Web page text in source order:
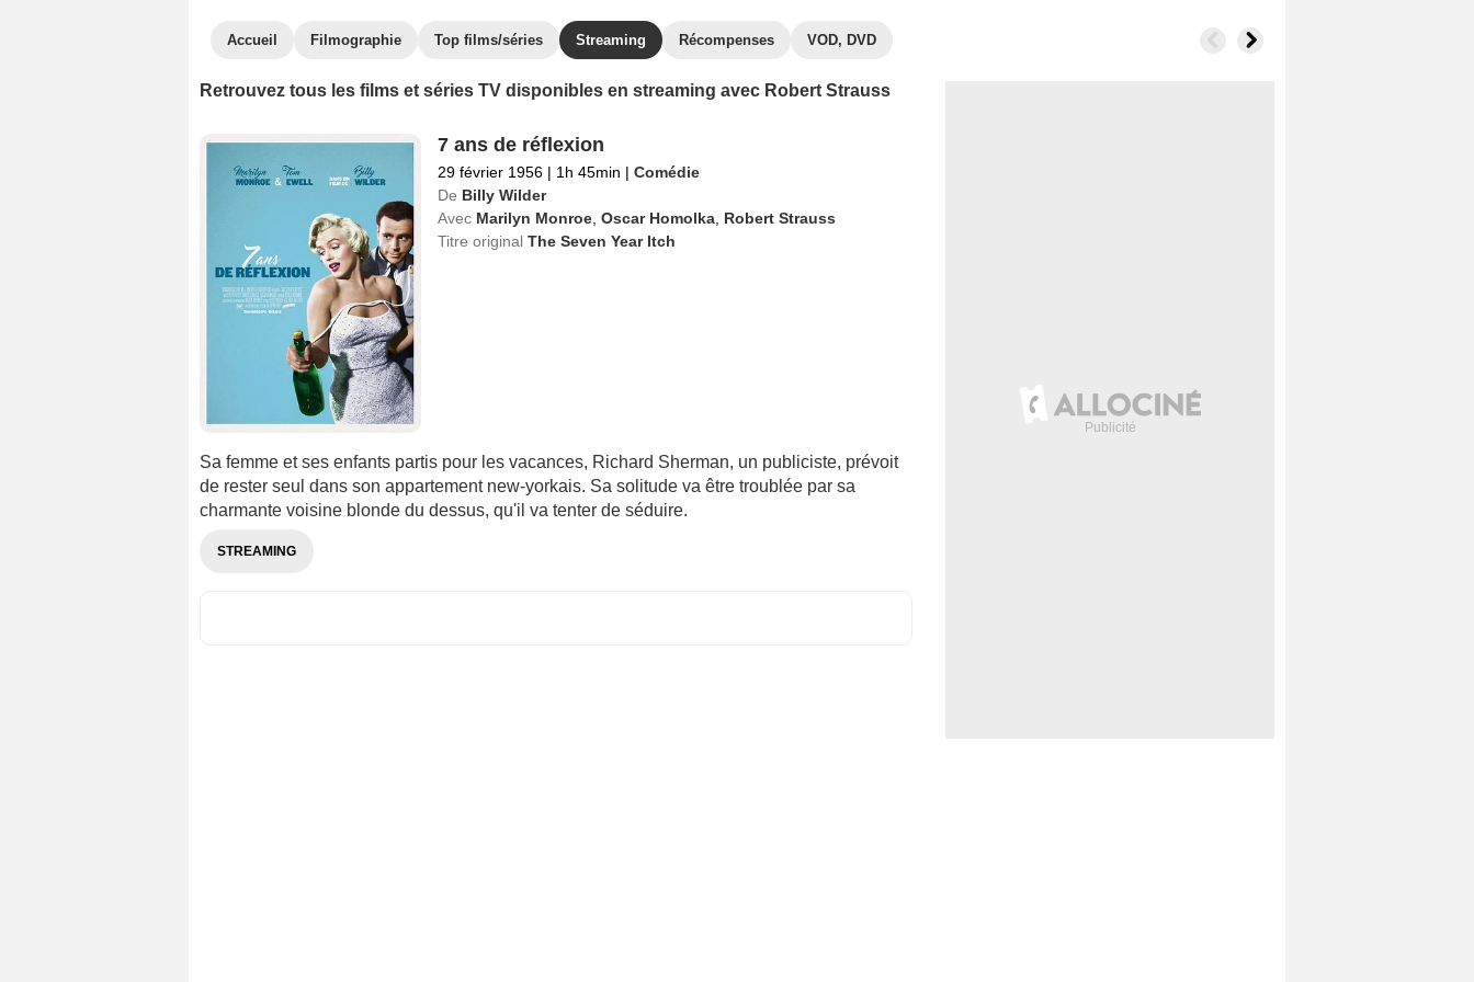
Accueil Filmographie Top films/séries Streaming Récompenses VOD, DVD
Retrouvez tous les films et séries TV disponibles en streaming avec Robert Strauss
7 ans de réflexion
29 février 1956 | 1h 45min | Comédie
De Billy Wilder
Avec Marilyn Monroe, Oscar Homolka, Robert Strauss
Titre original The Seven Year Itch
Sa femme et ses enfants partis pour les vacances, Richard Sherman, un publiciste, prévoit
de rester seul dans son appartement new-yorkais. Sa solitude va être troublée par sa
charmante voisine blonde du dessus, qu'il va tenter de séduire.
STREAMING